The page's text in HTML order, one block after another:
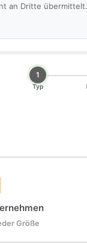
an Dritte übermittelt.
1
Typ
Größe